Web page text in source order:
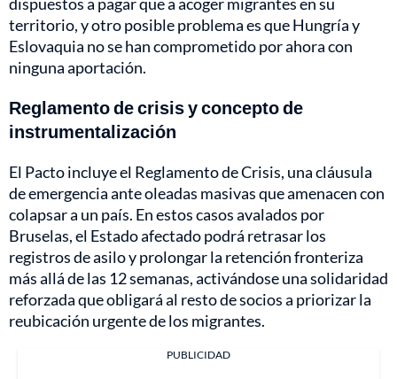
territorio, y otro posible problema es que Hungría y
Eslovaquia no se han comprometido por ahora con
ninguna aportación.
Reglamento de crisis y concepto de
instrumentalización
El Pacto incluye el Reglamento de Crisis, una cláusula
de emergencia ante oleadas masivas que amenacen con
colapsar a un país. En estos casos avalados por
Bruselas, el Estado afectado podrá retrasar los
registros de asilo y prolongar la retención fronteriza
más allá de las 12 semanas, activándose una solidaridad
reforzada que obligará al resto de socios a priorizar la
reubicación urgente de los migrantes.
PUBLICIDAD